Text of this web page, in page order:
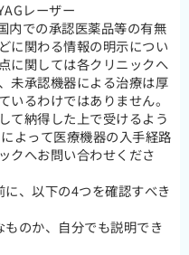
レーザー
での承認医薬品等の有無
に関わる情報の明示につい
に関しては各クリニックへ
未承認機器による治療は厚
るわけではありません。
て納得した上で受けるよう
よって医療機器の入手経路
クへお問い合わせくださ
、以下の4つを確認すべき
のか、自分でも説明でき